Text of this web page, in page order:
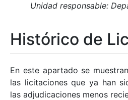
Mostrar/Ocultar
Mostrar/Ocultar
Unidad responsable:
Histórico de
En este apartado se
las licitaciones que ya han
las adjudicaciones menos